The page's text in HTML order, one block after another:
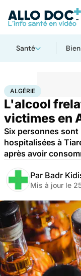
Santé
AccueilSanté
ALGÉRIE
L'alcool
victimes en
Six personnes
hospitalisées à
après avoir
Par Badr
Mis à jour le